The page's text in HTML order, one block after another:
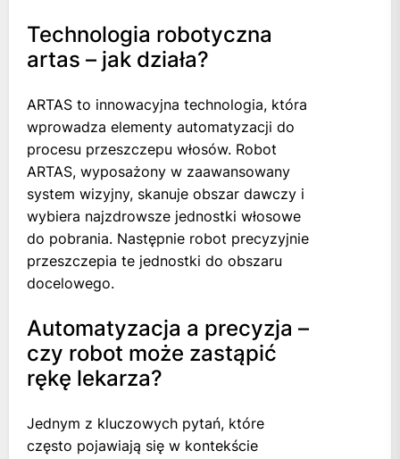
Technologia robotyczna
artas – jak działa?
ARTAS to innowacyjna technologia, która
wprowadza elementy automatyzacji do
procesu przeszczepu włosów. Robot
ARTAS, wyposażony w zaawansowany
system wizyjny, skanuje obszar dawczy i
wybiera najzdrowsze jednostki włosowe
do pobrania. Następnie robot precyzyjnie
przeszczepia te jednostki do obszaru
docelowego.
Automatyzacja a precyzja –
czy robot może zastąpić
rękę lekarza?
Jednym z kluczowych pytań, które
często pojawiają się w kontekście